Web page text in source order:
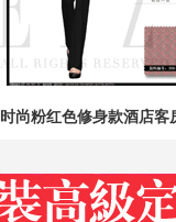
时尚粉红色修身款酒店客